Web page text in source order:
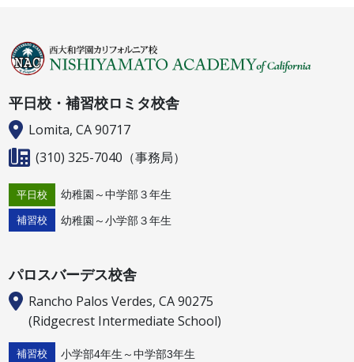
平日校・補習校ロミタ校舎
Lomita, CA 90717
(310) 325-7040 （事務局）
平日校 幼稚園～中学部３年生
補習校 幼稚園～小学部３年生
パロスバーデス校舎
Rancho Palos Verdes, CA 90275
(Ridgecrest Intermediate School)
補習校 小学部4年生～中学部3年生